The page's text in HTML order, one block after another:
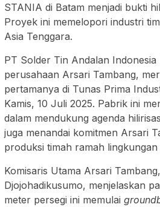
STANIA di Batam menjadi bukti
Proyek ini memelopori industri
Asia Tenggara.
PT Solder Tin Andalan
perusahaan Arsari Tambang,
pertamanya di Tunas Prima
Kamis, 10 Juli 2025. Pabrik ini
dalam mendukung agenda
juga menandai komitmen Arsari
produksi timah ramah lingkungan
Komisaris Utama Arsari
Djojohadikusumo, menjelaskan
meter persegi ini memulai